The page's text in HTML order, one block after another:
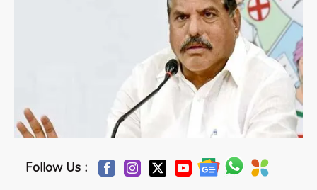
Follow Us :